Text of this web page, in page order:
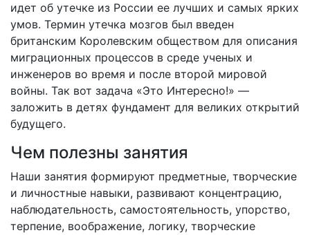
идет об утечке из России ее лучших и самых ярких
умов. Термин утечка мозгов был введен
британским Королевским обществом для описания
миграционных процессов в среде ученых и
инженеров во время и после второй мировой
войны. Так вот задача «Это Интересно!» —
заложить в детях фундамент для великих открытий
будущего.
Чем полезны занятия
Наши занятия формируют предметные, творческие
и личностные навыки, развивают концентрацию,
наблюдательность, самостоятельность, упорство,
терпение, воображение, логику, творческие